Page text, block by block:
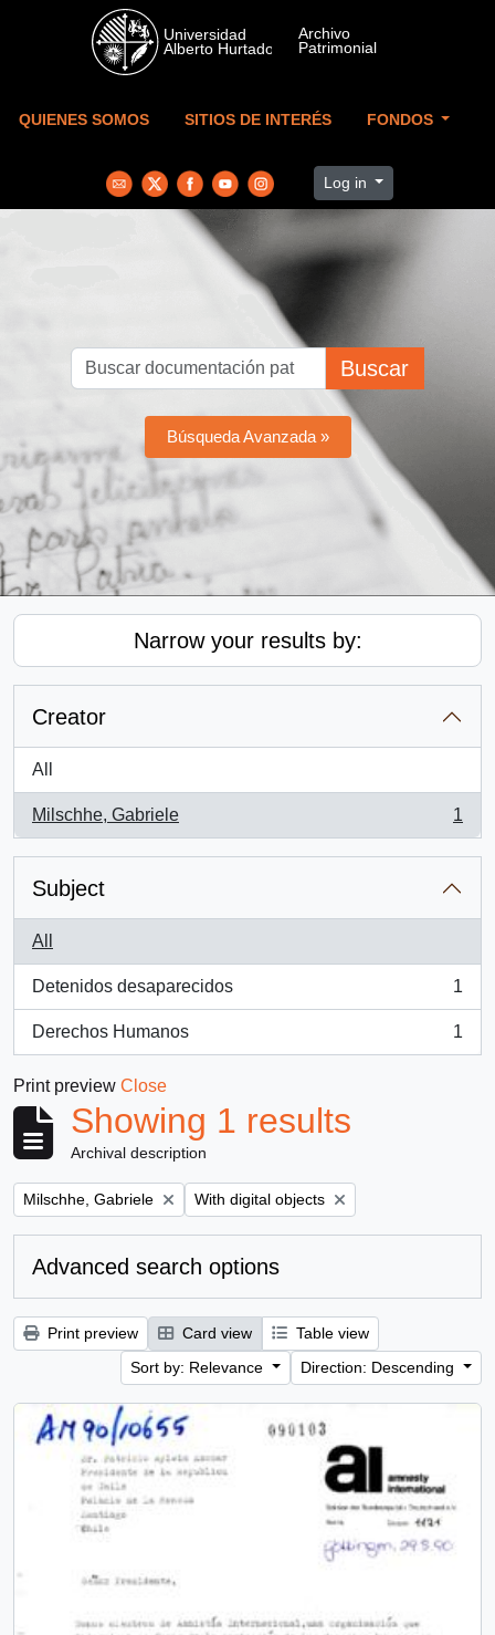
Skip to main content
QUIENES SOMOS SITIOS DE INTERÉS FONDOS
Log in
Buscar
Búsqueda Avanzada »
Narrow your results by:
Creator
All
Milschhe, Gabriele
, 1 results
1
Subject
All
Detenidos desaparecidos
, 1 results
1
Derechos Humanos
, 1 results
1
Print preview Close
Showing 1 results
Archival description
Remove filter:
Milschhe, Gabriele Remove filter:
With digital objects
Advanced search options
Print preview Card view
Table view
Sort by: Relevance
Direction: Descending